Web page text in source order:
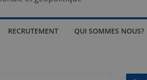
RECRUTEMENT QUI SOMMES NOUS?